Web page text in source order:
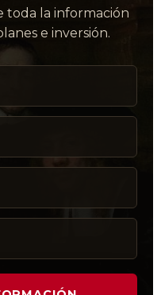
toda la información
e inversión.